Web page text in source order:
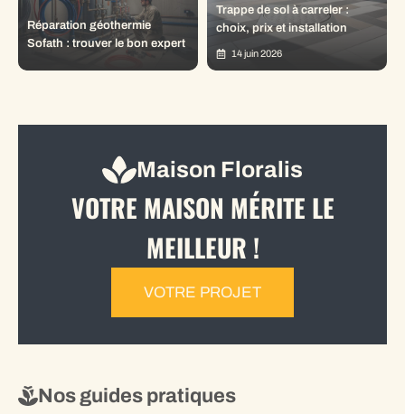
Réparation géothermie
Sofath : trouver le bon expert
Trappe de sol à carreler :
choix, prix et installation
14 juin 2026
Maison Floralis
VOTRE MAISON MÉRITE LE
MEILLEUR !
VOTRE PROJET
Nos guides pratiques